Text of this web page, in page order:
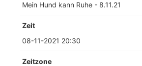
Mein Hund kann Ruhe - 8.11.21
Zeit
08-11-2021 20:30
Zeitzone